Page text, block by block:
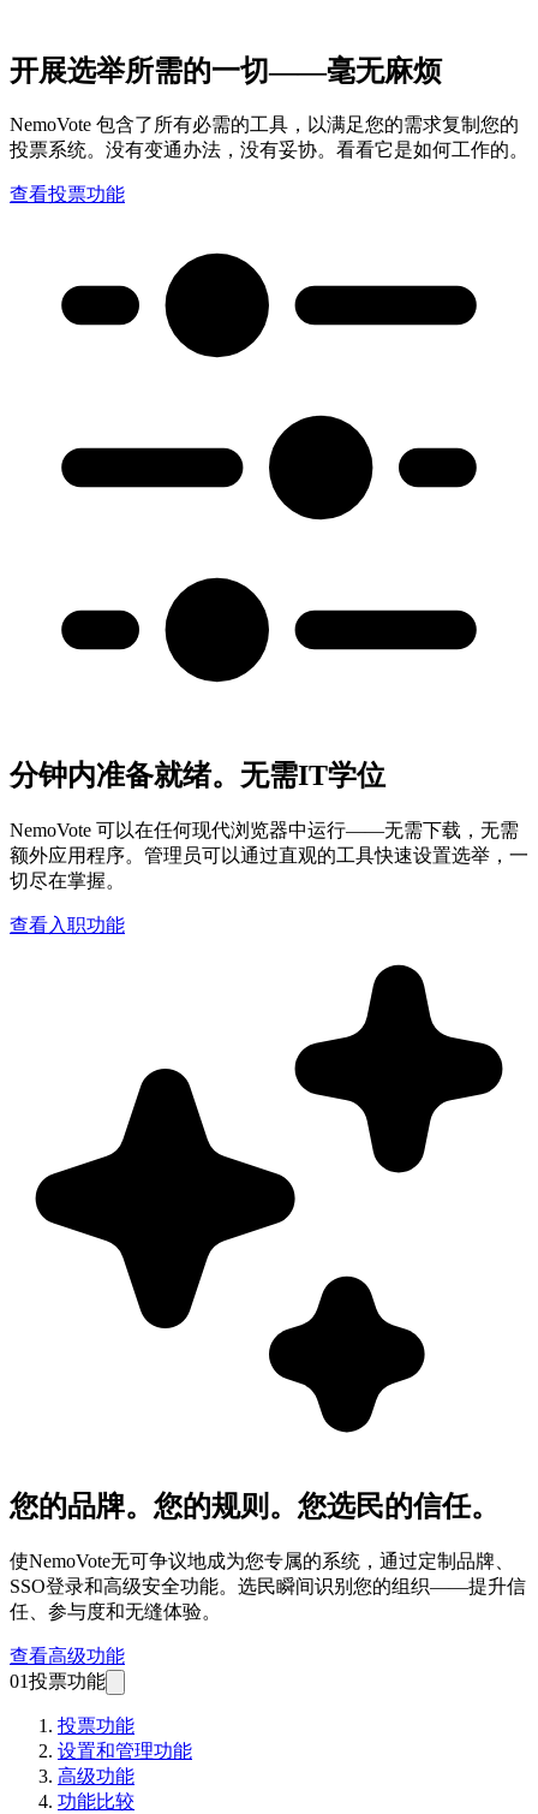
开展选举所需的一切——毫无麻烦
NemoVote 包含了所有必需的工具，以满足您的需求复制您的
投票系统。没有变通办法，没有妥协。看看它是如何工作的。
查看投票功能
分钟内准备就绪。无需IT学位
NemoVote 可以在任何现代浏览器中运行——无需下载，无需
额外应用程序。管理员可以通过直观的工具快速设置选举，一
切尽在掌握。
查看入职功能
您的品牌。您的规则。您选民的信任。
使NemoVote无可争议地成为您专属的系统，通过定制品牌、
SSO登录和高级安全功能。选民瞬间识别您的组织——提升信
任、参与度和无缝体验。
查看高级功能
01投票功能
投票功能
设置和管理功能
高级功能
功能比较